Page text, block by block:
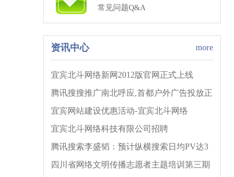
常见问题Q&A
资讯中心 more
宜宾北斗网络新网2012版官网正式上线
腾讯搜搜推广南北呼应,首都户外广告投放正
式启动!!!
宜宾网站建设优惠活动-宜宾北斗网络
宜宾北斗网络科技有限公司招聘
腾讯搜索李盛韬：预计纵横搜索日均PV达3
亿!
四川省网络文明传播志愿者主题培训第三期